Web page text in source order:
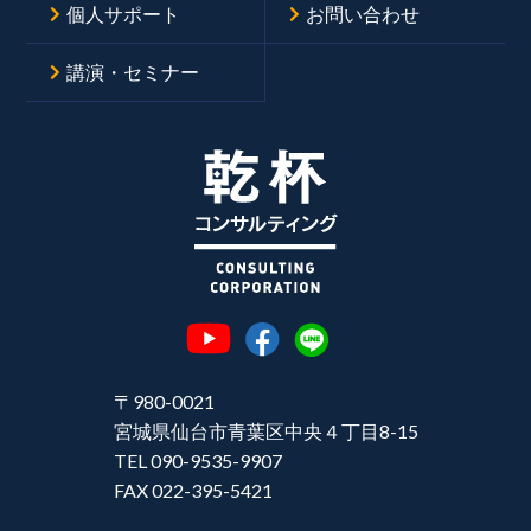
個人サポート
講演・セミナー
お問い合わせ
〒980-0021
宮城県仙台市青葉区中央４丁目8-15
TEL 090-9535-9907
FAX 022-395-5421